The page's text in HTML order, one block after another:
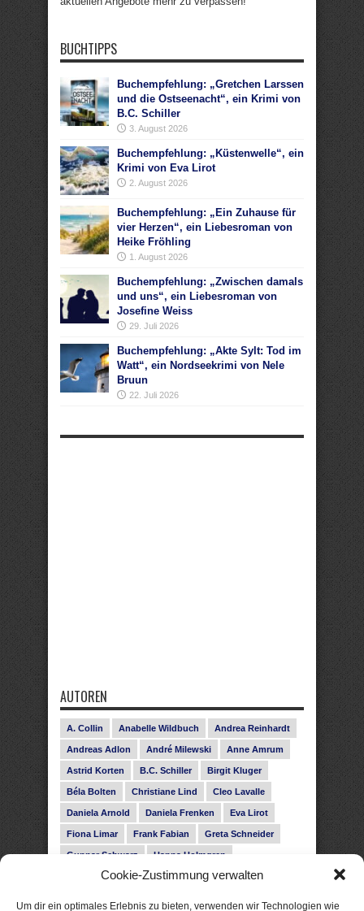
Cookie-Zustimmung verwalten
Um dir ein optimales Erlebnis zu bieten, verwenden wir Technologien wie
BUCHTIPPS
Buchempfehlung: „Gretchen Larssen
und die Ostseenacht“, ein Krimi von
B.C. Schiller
3. August 2026
Buchempfehlung: „Küstenwelle“, ein
Krimi von Eva Lirot
2. August 2026
Buchempfehlung: „Ein Zuhause für
vier Herzen“, ein Liebesroman von
Heike Fröhling
1. August 2026
Buchempfehlung: „Zwischen damals
und uns“, ein Liebesroman von
Josefine Weiss
29. Juli 2026
Buchempfehlung: „Akte Sylt: Tod im
Watt“, ein Nordseekrimi von Nele
Bruun
22. Juli 2026
AUTOREN
A. Collin Anabelle Wildbuch Andrea Reinhardt
Andreas Adlon André Milewski Anne Amrum
Astrid Korten B.C. Schiller Birgit Kluger
Béla Bolten Christiane Lind Cleo Lavalle
Daniela Arnold Daniela Frenken Eva Lirot
Fiona Limar Frank Fabian Greta Schneider
Gunnar Schwarz Hanna Holmgren
Heike Fröhling Ina Glahe Ivo Pala J. Vellguth